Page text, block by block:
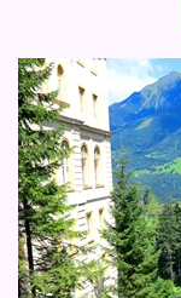
Termální lázně